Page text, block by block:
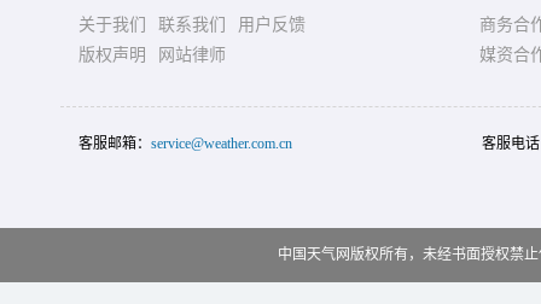
关于我们 联系我们
用户反馈
版权声明
网站律师
商务合
媒资合
客服邮箱： service@weather.com.cn 客服电
中国天气网版权所有，未经书面授权